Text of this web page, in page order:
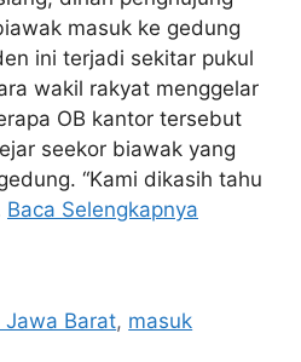
masuk ke gedung
ini terjadi sekitar pukul
wakil rakyat menggelar
OB kantor tersebut
seekor biawak yang
“Kami dikasih tahu
Baca Selengkapnya
Jawa Barat, masuk